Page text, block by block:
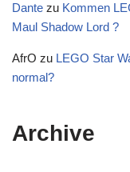
Dante zu Kommen
Maul Shadow Lord ?
AfrO zu LEGO Star
normal?
Archive